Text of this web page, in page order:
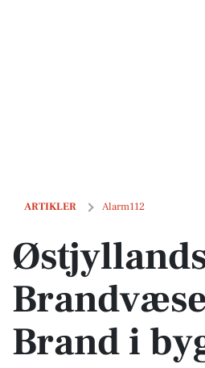
ARTIKLER Alarm112
Østjyllands Brandvæsen: Brand i
Brand i